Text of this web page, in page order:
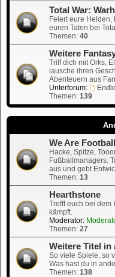
Total War:
Feiert eure Helden,
euren Taten bei
Themen: 40
Weitere
Triff dich mit Orks,
lausche ihren
Abenteuern aus
Unterforum:
Themen: 139
We Are Football
Hacke, Spitze,
Fußballmanagers.
aus und gebt
Themen: 13
Hearthstone
Trefft euch bei dem
kämpft.
Moderator:
Themen: 27
Weitere Titel in
So viele Spiele, so
Was hast du in
Themen: 138